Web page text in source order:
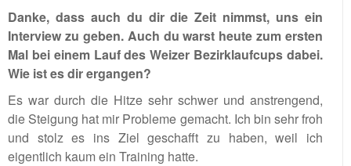
Danke, dass auch du dir die Zeit nimmst, uns ein
Interview zu geben. Auch du warst heute zum ersten
Mal bei einem Lauf des Weizer Bezirklaufcups dabei.
Wie ist es dir ergangen?
Es war durch die Hitze sehr schwer und anstrengend,
die Steigung hat mir Probleme gemacht. Ich bin sehr froh
und stolz es ins Ziel geschafft zu haben, weil ich
eigentlich kaum ein Training hatte.